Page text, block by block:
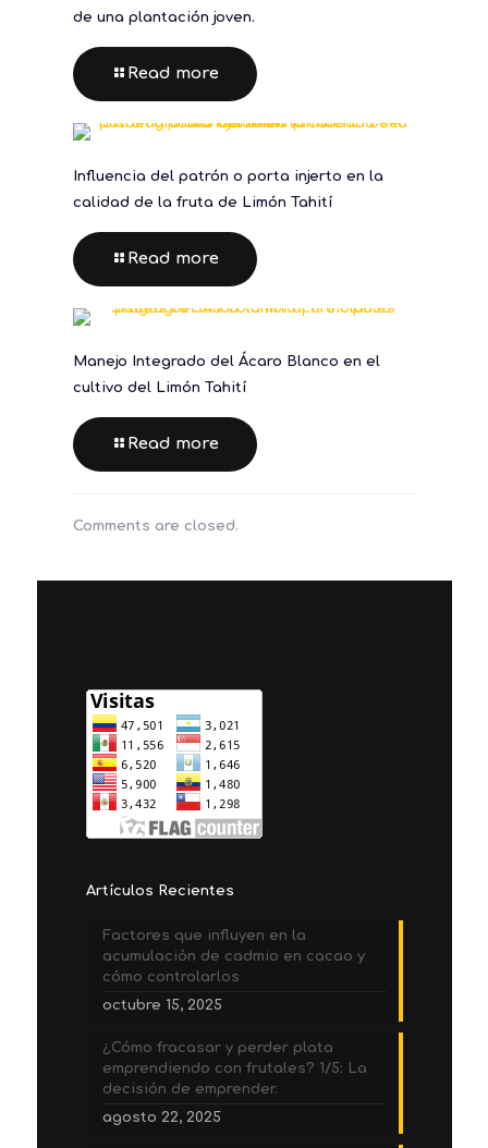
de una plantación joven.
Read more
Influencia del patrón o porta injerto en la
calidad de la fruta de Limón Tahití
Read more
Manejo Integrado del Ácaro Blanco en el
cultivo del Limón Tahití
Read more
Comments are closed.
Artículos Recientes
Factores que influyen en la
acumulación de cadmio en cacao y
cómo controlarlos
octubre 15, 2025
¿Cómo fracasar y perder plata
emprendiendo con frutales? 1/5: La
decisión de emprender.
agosto 22, 2025